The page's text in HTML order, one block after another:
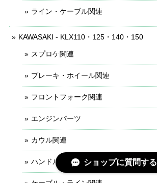
ライン・ケーブル関連
KAWASAKI - KLX110・125・140・150
スプロケ関連
ブレーキ・ホイール関連
フロントフォーク関連
エンジンパーツ
カウル関連
ハンドル・レバー関連ショップに質問する